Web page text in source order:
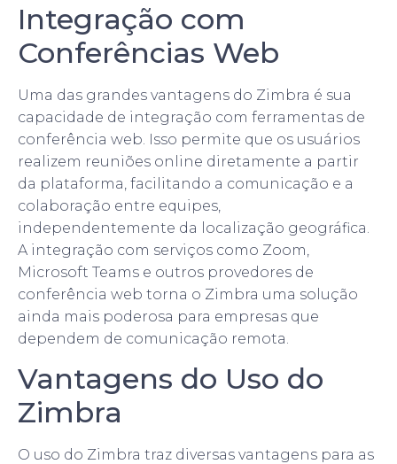
Integração com
Conferências Web
Uma das grandes vantagens do Zimbra é sua
capacidade de integração com ferramentas de
conferência web. Isso permite que os usuários
realizem reuniões online diretamente a partir
da plataforma, facilitando a comunicação e a
colaboração entre equipes,
independentemente da localização geográfica.
A integração com serviços como Zoom,
Microsoft Teams e outros provedores de
conferência web torna o Zimbra uma solução
ainda mais poderosa para empresas que
dependem de comunicação remota.
Vantagens do Uso do
Zimbra
O uso do Zimbra traz diversas vantagens para as